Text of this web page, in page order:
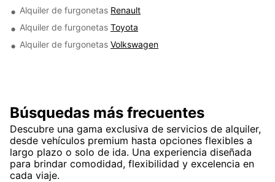
Alquiler de furgonetas Renault
Alquiler de furgonetas Toyota
Alquiler de furgonetas Volkswagen
Búsquedas más frecuentes
Descubre una gama exclusiva de servicios de alquiler,
desde vehículos premium hasta opciones flexibles a
largo plazo o solo de ida. Una experiencia diseñada
para brindar comodidad, flexibilidad y excelencia en
cada viaje.